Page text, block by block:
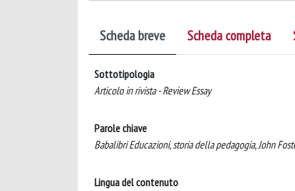
Scheda breve Scheda completa
Sottotipologia
Articolo in rivista - Review Essay
Parole chiave
Babalibri Educazioni, storia della pedagogia, John
Lingua del contenuto